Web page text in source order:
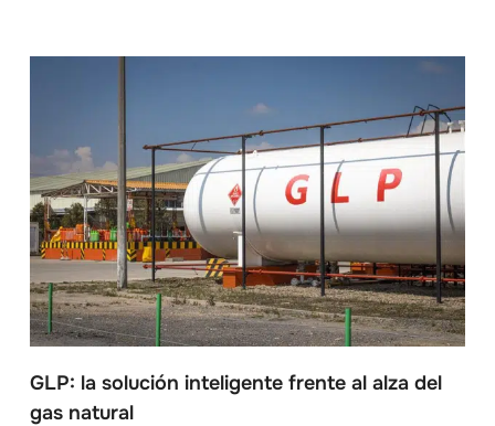
GLP: la solución inteligente frente al alza del
gas natural